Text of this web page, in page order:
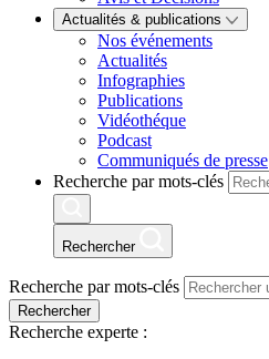
Actualités & publications
Nos événements
Actualités
Infographies
Publications
Vidéothéque
Podcast
Communiqués de presse
Recherche par mots-clés
Rechercher
Recherche par mots-clés
Rechercher
Recherche experte :